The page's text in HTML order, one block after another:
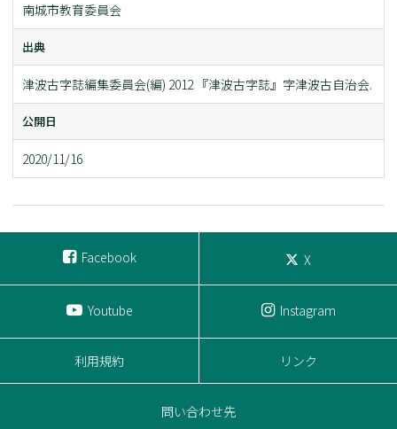
南城市教育委員会
出典
津波古字誌編集委員会(編) 2012 『津波古字誌』字津波古自治会.
公開日
2020/11/16
Facebook X
Youtube Instagram
利用規約 リンク
問い合わせ先